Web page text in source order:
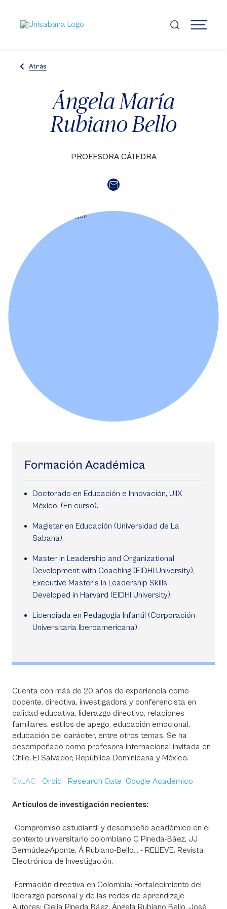
contenido
principal
MENÚ
Atrás
Ángela María
Rubiano Bello
PROFESORA CÁTEDRA
Formación Académica
Doctorado en Educación e Innovación, UIIX
México. (En curso).
Magister en Educación (Universidad de La
Sabana).
Master in Leadership and Organizational
Development with Coaching (EIDHI University),
Executive Master's in Leadership Skills
Developed in Harvard (EIDHI University).
Licenciada en Pedagogía Infantil (Corporación
Universitaria Iberoamericana).
Cuenta con más de 20 años de experiencia como
docente, directiva, investigadora y conferencista en
calidad educativa, liderazgo directivo, relaciones
familiares, estilos de apego, educación emocional,
educación del carácter, entre otros temas. Se ha
desempeñado como profesora internacional invitada en
Chile, El Salvador, República Dominicana y México.
CvLAC Orcid Research Gate Google Académico
Artículos de investigación recientes:
-Compromiso estudiantil y desempeño académico en el
contexto universitario colombiano C Pineda-Báez, JJ
Bermúdez-Aponte, Á Rubiano-Bello… - RELIEVE. Revista
Electrónica de Investigación.
-Formación directiva en Colombia: Fortalecimiento del
liderazgo personal y de las redes de aprendizaje
Autores: Clelia Pineda Báez, Ángela Rubiano Bello, José